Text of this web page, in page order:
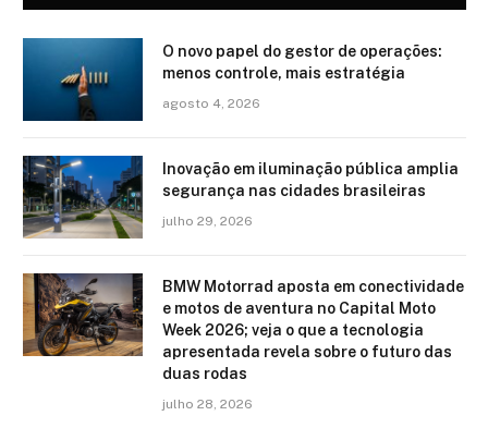
O novo papel do gestor de operações:
menos controle, mais estratégia
agosto 4, 2026
Inovação em iluminação pública amplia
segurança nas cidades brasileiras
julho 29, 2026
BMW Motorrad aposta em conectividade
e motos de aventura no Capital Moto
Week 2026; veja o que a tecnologia
apresentada revela sobre o futuro das
duas rodas
julho 28, 2026